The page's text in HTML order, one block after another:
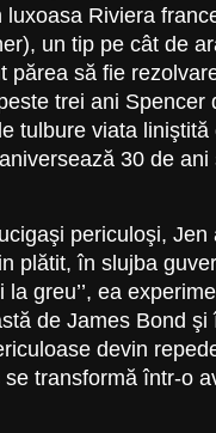
Riviera
un tip pe cât de
părea să fie
trei ani Spencer
tulbure viata liniştită
30 de
periculoşi, Jen
plătit, în slujba
greu’’, ea
de James Bond
devin
transformă într-o